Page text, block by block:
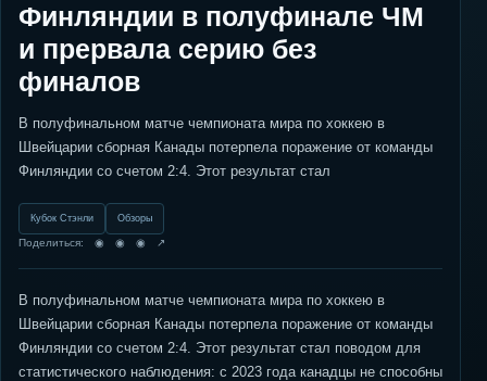
Финляндии в полуфинале ЧМ
и прервала серию без
финалов
В полуфинальном матче чемпионата мира по хоккею в
Швейцарии сборная Канады потерпела поражение от команды
Финляндии со счетом 2:4. Этот результат стал
Кубок Стэнли Обзоры
Поделиться: ◉ ◉ ◉ ↗
В полуфинальном матче чемпионата мира по хоккею в
Швейцарии сборная Канады потерпела поражение от команды
Финляндии со счетом 2:4. Этот результат стал поводом для
статистического наблюдения: с 2023 года канадцы не способны